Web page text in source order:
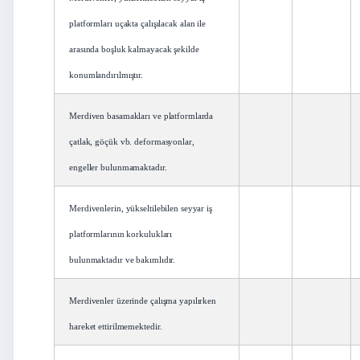
platformları uçakta çalışılacak alan ile
arasında boşluk kalmayacak şekilde
konumlandırılmıştır.
Merdiven basamakları ve platformlarda
çatlak, göçük vb. deformasyonlar,
engeller bulunmamaktadır.
Merdivenlerin, yükseltilebilen seyyar iş
platformlarının korkulukları
bulunmaktadır ve bakımlıdır.
Merdivenler üzerinde çalışma yapılırken
hareket ettirilmemektedir.